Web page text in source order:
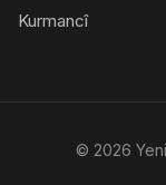
Kurmancî
© 2026 Yeni